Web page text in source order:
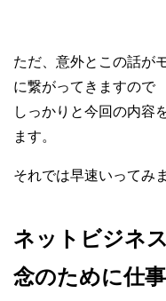
ただ、意外とこの話が
に繋がってきますので
しっかりと今回の内容
ます。
それでは早速いってみ
ネットビジネ
念のために仕